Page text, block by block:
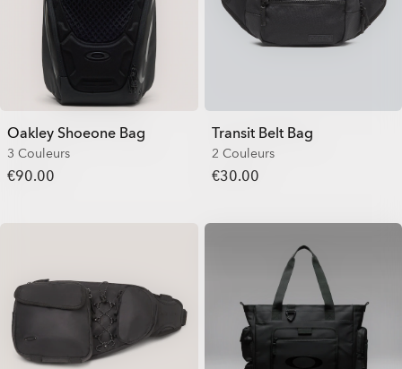
Oakley Shoeone Bag
3 Couleurs
€90.00
Transit Belt Bag
2 Couleurs
€30.00